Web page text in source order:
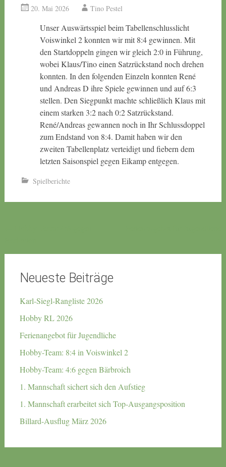
20. Mai 2026 Tino Pestel
Unser Auswärtsspiel beim Tabellenschlusslicht
Voiswinkel 2 konnten wir mit 8:4 gewinnen. Mit
den Startdoppeln gingen wir gleich 2:0 in Führung,
wobei Klaus/Tino einen Satzrückstand noch drehen
konnten. In den folgenden Einzeln konnten René
und Andreas D ihre Spiele gewinnen und auf 6:3
stellen. Den Siegpunkt machte schließlich Klaus mit
einem starken 3:2 nach 0:2 Satzrückstand.
René/Andreas gewannen noch in Ihr Schlussdoppel
zum Endstand von 8:4. Damit haben wir den
zweiten Tabellenplatz verteidigt und fiebern dem
letzten Saisonspiel gegen Eikamp entgegen.
Spielberichte
Neueste Beiträge
Karl-Siegl-Rangliste 2026
Hobby RL 2026
Ferienangebot für Jugendliche
Hobby-Team: 8:4 in Voiswinkel 2
Hobby-Team: 4:6 gegen Bärbroich
1. Mannschaft sichert sich den Aufstieg
1. Mannschaft erarbeitet sich Top-Ausgangsposition
Billard-Ausflug März 2026